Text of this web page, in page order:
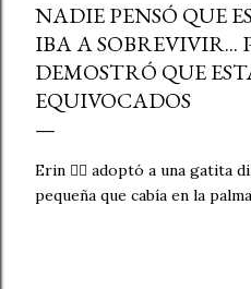
NADIE PENSÓ QUE
IBA A SOBREVIVIR...
DEMOSTRÓ QUE
EQUIVOCADOS
Erin 🧍‍♀️ adoptó a una gatita
pequeña que cabía en la